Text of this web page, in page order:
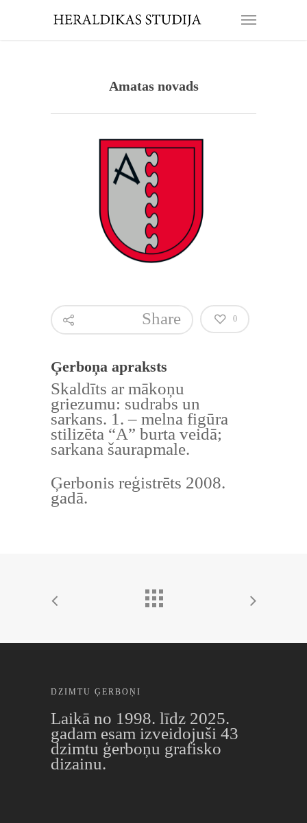
Amatas novads
Share 0
Ģerboņa apraksts
Skaldīts ar mākoņu
griezumu: sudrabs un
sarkans. 1. – melna figūra
stilizēta “A” burta veidā;
sarkana šaurapmale.
Ģerbonis reģistrēts 2008.
gadā.
DZIMTU ĢERBOŅI
Laikā no 1998. līdz 2025.
gadam esam izveidojuši 43
dzimtu ģerboņu grafisko
dizainu.